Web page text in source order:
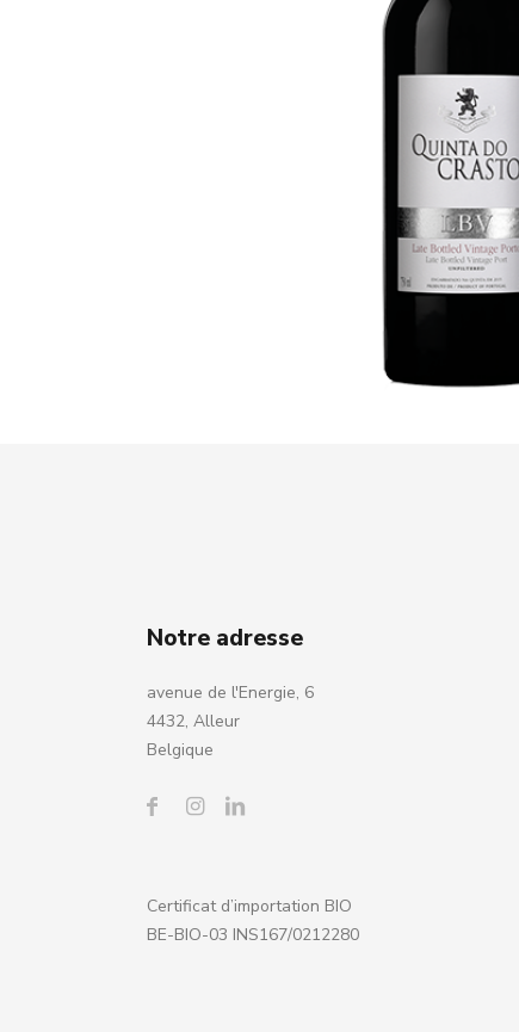
Notre adresse
avenue de l'Energie, 6
4432, Alleur
Belgique
Certificat d’importation BIO
BE-BIO-03 INS167/0212280